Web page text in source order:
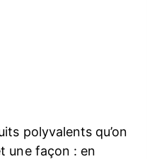
polyvalents qu’on
une façon : en